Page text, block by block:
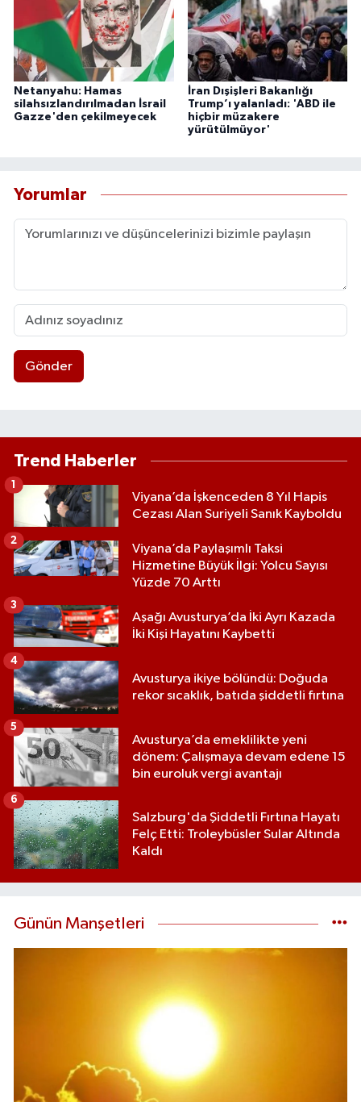
Netanyahu: Hamas
silahsızlandırılmadan İsrail
Gazze'den çekilmeyecek
İran Dışişleri Bakanlığı
Trump’ı yalanladı: 'ABD ile
hiçbir müzakere
yürütülmüyor'
Yorumlar
Gönder
Trend Haberler
Viyana’da İşkenceden 8 Yıl Hapis
Cezası Alan Suriyeli Sanık Kayboldu
1
Viyana’da Paylaşımlı Taksi
Hizmetine Büyük İlgi: Yolcu Sayısı
Yüzde 70 Arttı
2
Aşağı Avusturya’da İki Ayrı Kazada
İki Kişi Hayatını Kaybetti
3
Avusturya ikiye bölündü: Doğuda
rekor sıcaklık, batıda şiddetli fırtına
4
Avusturya’da emeklilikte yeni
dönem: Çalışmaya devam edene 15
bin euroluk vergi avantajı
5
Salzburg'da Şiddetli Fırtına Hayatı
Felç Etti: Troleybüsler Sular Altında
Kaldı
6
Günün Manşetleri